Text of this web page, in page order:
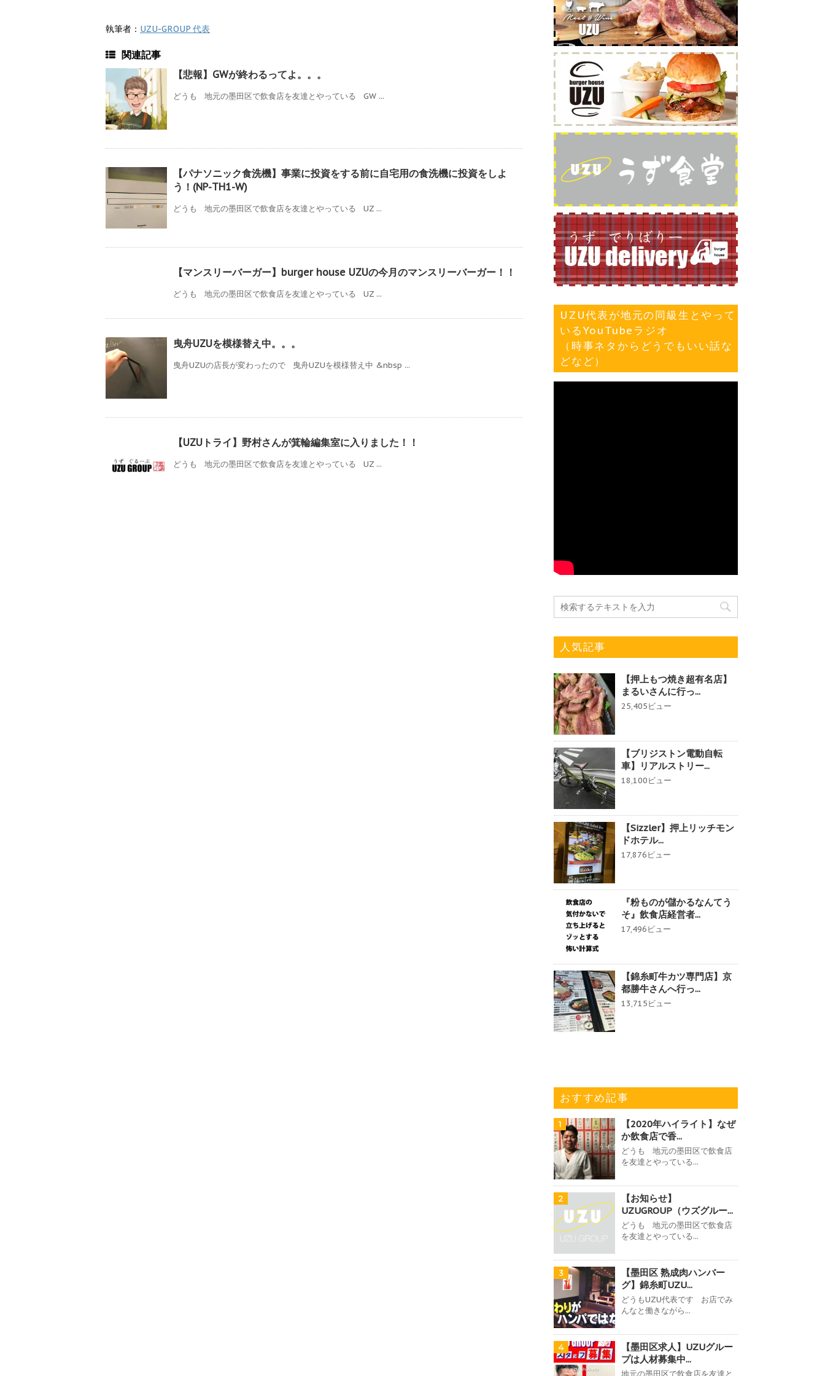
執筆者： UZU-GROUP 代表
関連記事
【悲報】GWが終わるってよ。。。
どうも 地元の墨田区で飲食店を友達とやっている GW ...
【パナソニック食洗機】事業に投資をする前に自宅用の食洗機に投資をしよ
う！(NP-TH1-W)
どうも 地元の墨田区で飲食店を友達とやっている UZ ...
【マンスリーバーガー】burger house UZUの今月のマンスリーバーガー！！
どうも 地元の墨田区で飲食店を友達とやっている UZ ...
曳舟UZUを模様替え中。。。
曳舟UZUの店長が変わったので 曳舟UZUを模様替え中 &nbsp ...
【UZUトライ】野村さんが箕輪編集室に入りました！！
どうも 地元の墨田区で飲食店を友達とやっている UZ ...
UZU代表が地元の同級生とやって
いるYouTubeラジオ
（時事ネタからどうでもいい話な
どなど）
人気記事
【押上もつ焼き超有名店】
まるいさんに行っ...
25,405ビュー
【ブリジストン電動自転
車】リアルストリー...
18,100ビュー
【Sizzler】押上リッチモン
ドホテル...
17,876ビュー
『粉ものが儲かるなんてう
そ』飲食店経営者...
17,496ビュー
【錦糸町牛カツ専門店】京
都勝牛さんへ行っ...
13,715ビュー
おすすめ記事
1
【2020年ハイライト】なぜ
か飲食店で香...
どうも 地元の墨田区で飲食店
を友達とやっている...
2
【お知らせ】
UZUGROUP（ウズグルー...
どうも 地元の墨田区で飲食店
を友達とやっている...
3
【墨田区 熟成肉ハンバー
グ】錦糸町UZU...
どうもUZU代表です お店でみ
んなと働きながら...
4
【墨田区求人】UZUグルー
プは人材募集中...
地元の墨田区で飲食店を友達と